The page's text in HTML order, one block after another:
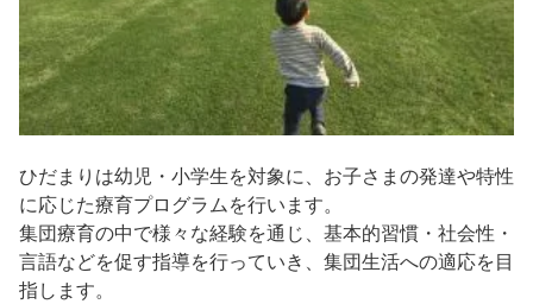
ひだまりは幼児・小学生を対象に、お子さまの発達や特性
に応じた療育プログラムを行います。
集団療育の中で様々な経験を通じ、基本的習慣・社会性・
言語などを促す指導を行っていき、集団生活への適応を目
指します。